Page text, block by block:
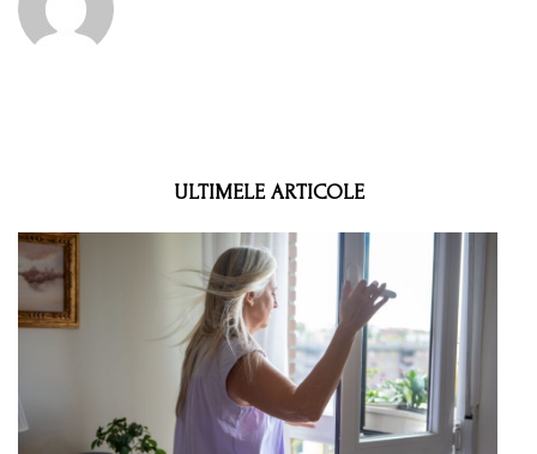
ULTIMELE ARTICOLE